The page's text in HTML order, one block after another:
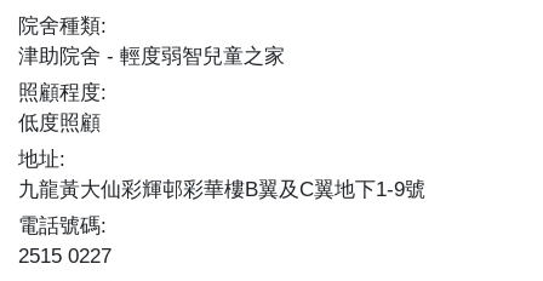
院舍種類:
津助院舍
輕度弱智兒童之家
照顧程度:
低度照顧
地址:
九龍黃大仙彩輝邨彩華樓B翼及C翼地下1-9號
電話號碼:
2515 0227